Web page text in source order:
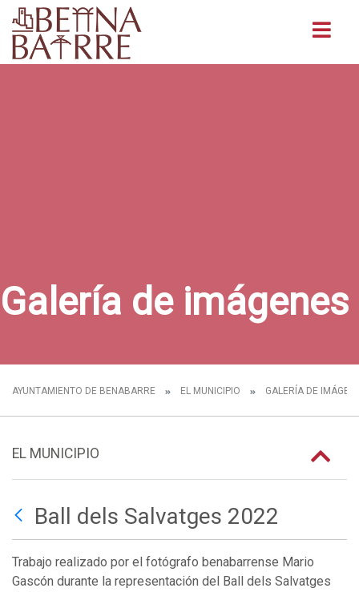
Galería de imágenes
AYUNTAMIENTO DE BENABARRE EL MUNICIPIO GALERÍA DE
EL MUNICIPIO
Ball dels Salvatges 2022
Trabajo realizado por el fotógrafo benabarrense Mario
Gascón durante la representación del Ball dels Salvatges